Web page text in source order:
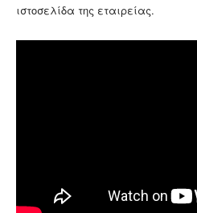
ιστοσελίδα της εταιρείας.